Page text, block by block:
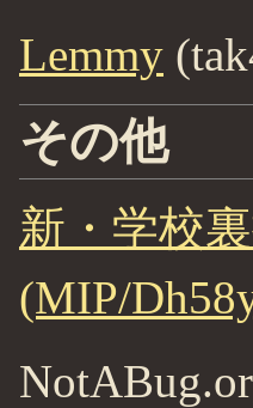
Lemmy
その他
新・学校
(MIP/